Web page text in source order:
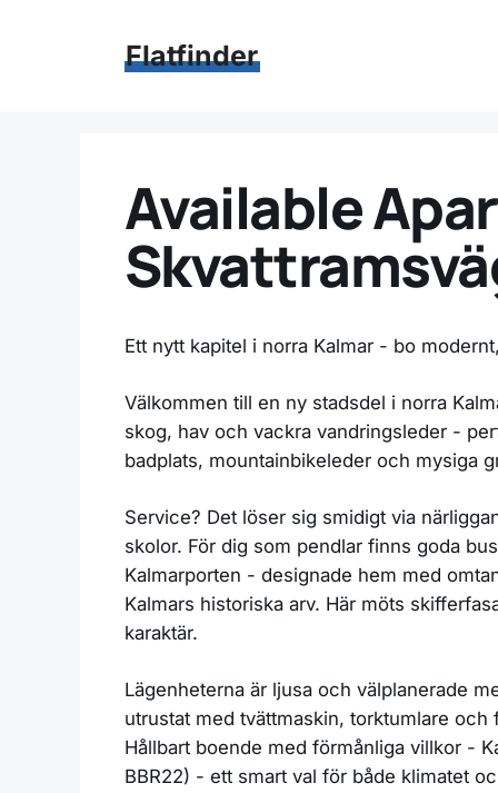
Flatfinder
Available
Ett nytt kapitel i norra Kalmar - bo
Välkommen till en ny stadsdel i norra
skog, hav och vackra vandringsleder -
badplats, mountainbikeleder och mysiga
Service? Det löser sig smidigt via
skolor. För dig som pendlar finns goda
Kalmarporten - designade hem med
Kalmars historiska arv. Här möts
karaktär.
Lägenheterna är ljusa och välplanerade
utrustat med tvättmaskin, torktumlare
Hållbart boende med förmånliga villkor -
BBR22) - ett smart val för både klimatet